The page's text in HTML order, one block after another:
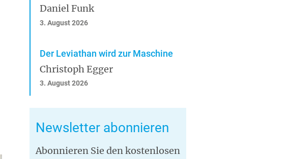
Daniel Funk
3. August 2026
Der Leviathan wird zur Maschine
Christoph Egger
3. August 2026
Newsletter abonnieren
Abonnieren Sie den kostenlosen